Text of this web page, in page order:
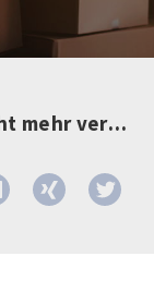
Wohnung zum Kauf in Berlin (nicht mehr verfügbar)